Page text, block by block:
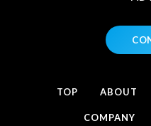
TOP ABOUT
COMPANY